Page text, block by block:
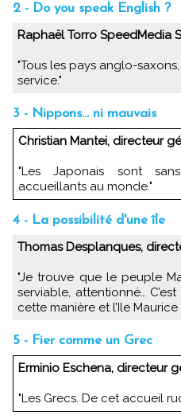
2 - Do you speak English ?
Raphaël Torro SpeedMedia
"Tous les pays anglo-
service."
3 - Nippons... ni mauvais
Christian Mantei, directeur
"Les Japonais sont
accueillants au monde."
4 - La possibilité d'une île
Thomas Desplanques,
"Je trouve que le peuple
serviable, attentionné…
cette manière et l’Ile
5 - Fier comme un Grec
Erminio Eschena, directeur
"Les Grecs. De cet accueil